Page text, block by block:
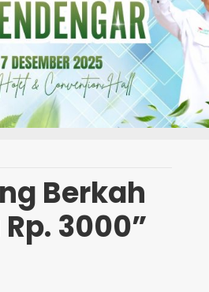
Berkah
3000”